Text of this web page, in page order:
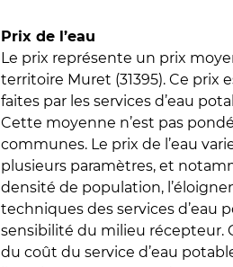
Prix de l’eau
Le prix représente un prix
territoire Muret (31395). Ce prix
faites par les services d’eau
Cette moyenne n’est pas
communes. Le prix de l’eau
plusieurs paramètres, et
densité de population,
techniques des services d’eau
sensibilité du milieu récepteur.
du coût du service d’eau